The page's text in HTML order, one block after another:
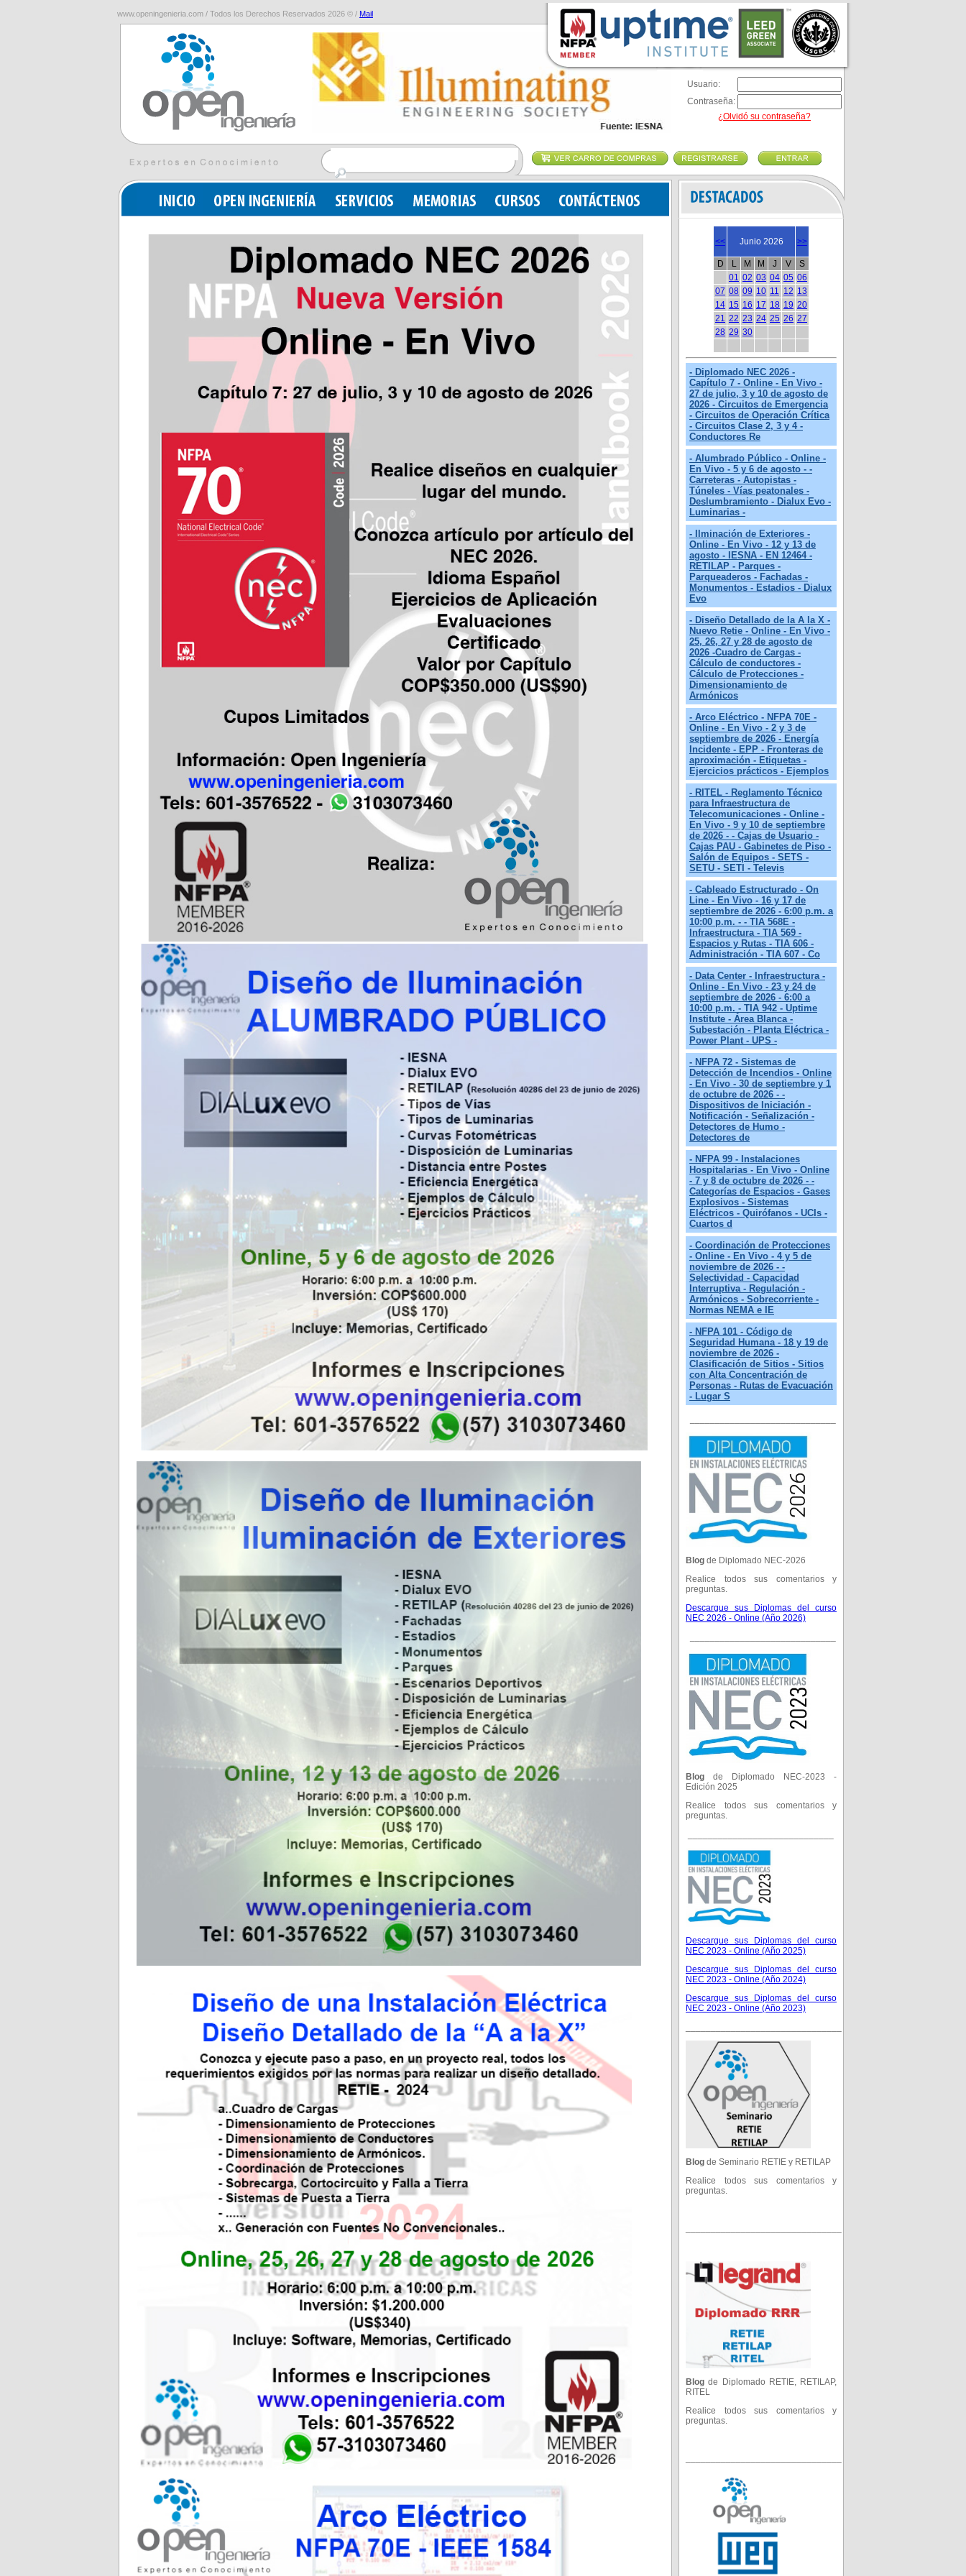
www.openingenieria.com / Todos los Derechos Reservados 2026 © / Mail
Usuario:
Contraseña:
¿Olvidó su contraseña?
<< Junio 2026 >>
D L M M J V
S
01 02 03 04 05 06
07 08 09 10 11 12 13
14 15 16 17 18 19 20
21 22 23 24 25 26 27
28 29 30
- Diplomado NEC 2026 -
Capítulo 7 - Online - En Vivo -
27 de julio, 3 y 10 de agosto de
2026 - Circuitos de Emergencia
- Circuitos de Operación Crítica
- Circuitos Clase 2, 3 y 4 -
Conductores Re
- Alumbrado Público - Online -
En Vivo - 5 y 6 de agosto - -
Carreteras - Autopistas -
Túneles - Vías peatonales -
Deslumbramiento - Dialux Evo -
Luminarias -
- Ilminación de Exteriores -
Online - En Vivo - 12 y 13 de
agosto - IESNA - EN 12464 -
RETILAP - Parques -
Parqueaderos - Fachadas -
Monumentos - Estadios - Dialux
Evo
- Diseño Detallado de la A la X -
Nuevo Retie - Online - En Vivo -
25, 26, 27 y 28 de agosto de
2026 -Cuadro de Cargas -
Cálculo de conductores -
Cálculo de Protecciones -
Dimensionamiento de
Armónicos
- Arco Eléctrico - NFPA 70E -
Online - En Vivo - 2 y 3 de
septiembre de 2026 - Energía
Incidente - EPP - Fronteras de
aproximación - Etiquetas -
Ejercicios prácticos - Ejemplos
- RITEL - Reglamento Técnico
para Infraestructura de
Telecomunicaciones - Online -
En Vivo - 9 y 10 de septiembre
de 2026 - - Cajas de Usuario -
Cajas PAU - Gabinetes de Piso -
Salón de Equipos - SETS -
SETU - SETI - Televis
- Cableado Estructurado - On
Line - En Vivo - 16 y 17 de
septiembre de 2026 - 6:00 p.m. a
10:00 p.m. - - TIA 568E -
Infraestructura - TIA 569 -
Espacios y Rutas - TIA 606 -
Administración - TIA 607 - Co
- Data Center - Infraestructura -
Online - En Vivo - 23 y 24 de
septiembre de 2026 - 6:00 a
10:00 p.m. - TIA 942 - Uptime
Institute - Área Blanca -
Subestación - Planta Eléctrica -
Power Plant - UPS -
- NFPA 72 - Sistemas de
Detección de Incendios - Online
- En Vivo - 30 de septiembre y 1
de octubre de 2026 - -
Dispositivos de Iniciación -
Notificación - Señalización -
Detectores de Humo -
Detectores de
- NFPA 99 - Instalaciones
Hospitalarias - En Vivo - Online
- 7 y 8 de octubre de 2026 - -
Categorías de Espacios - Gases
Explosivos - Sistemas
Eléctricos - Quirófanos - UCIs -
Cuartos d
- Coordinación de Protecciones
- Online - En Vivo - 4 y 5 de
noviembre de 2026 - -
Selectividad - Capacidad
Interruptiva - Regulación -
Armónicos - Sobrecorriente -
Normas NEMA e IE
- NFPA 101 - Código de
Seguridad Humana - 18 y 19 de
noviembre de 2026 -
Clasificación de Sitios - Sitios
con Alta Concentración de
Personas - Rutas de Evacuación
- Lugar S
Blog de Diplomado NEC-2026
Realice todos sus comentarios y
preguntas.
Descargue sus Diplomas del curso
NEC 2026 - Online (Año 2026)
Blog de Diplomado NEC-2023 -
Edición 2025
Realice todos sus comentarios y
preguntas.
Descargue sus Diplomas del curso
NEC 2023 - Online (Año 2025)
Descargue sus Diplomas del curso
NEC 2023 - Online (Año 2024)
Descargue sus Diplomas del curso
NEC 2023 - Online (Año 2023)
Blog de Seminario RETIE y RETILAP
Realice todos sus comentarios y
preguntas.
Blog de Diplomado RETIE, RETILAP,
RITEL
Realice todos sus comentarios y
preguntas.